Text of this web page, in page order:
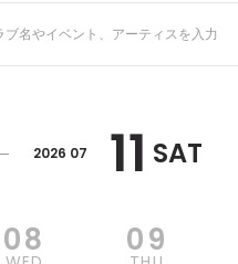
2026 07 11 SAT
08 09